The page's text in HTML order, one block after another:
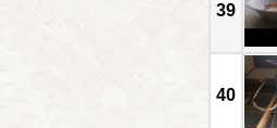
39
40